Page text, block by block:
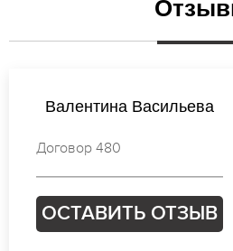
Виктория Кузнецова
Договор 228
ОСТАВИТЬ ОТЗЫВ